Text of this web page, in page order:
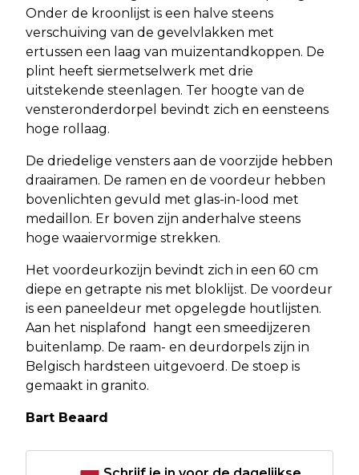
Onder de kroonlijst is een halve steens
verschuiving van de gevelvlakken met
ertussen een laag van muizentandkoppen. De
plint heeft siermetselwerk met drie
uitstekende steenlagen. Ter hoogte van de
vensteronderdorpel bevindt zich en eensteens
hoge rollaag.
De driedelige vensters aan de voorzijde hebben
draairamen. De ramen en de voordeur hebben
bovenlichten gevuld met glas-in-lood met
medaillon. Er boven zijn anderhalve steens
hoge waaiervormige strekken.
Het voordeurkozijn bevindt zich in een 60 cm
diepe en getrapte nis met bloklijst. De voordeur
is een paneeldeur met opgelegde houtlijsten.
Aan het nisplafond hangt een smeedijzeren
buitenlamp. De raam- en deurdorpels zijn in
Belgisch hardsteen uitgevoerd. De stoep is
gemaakt in granito.
Bart Beaard